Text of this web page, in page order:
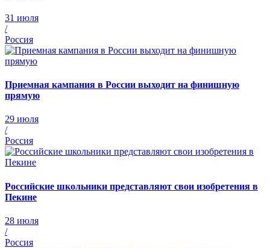
31 июля
/
Россия
Приемная кампания в России выходит на финишную
прямую
29 июля
/
Россия
Российские школьники представляют свои изобретения в
Пекине
28 июля
/
Россия